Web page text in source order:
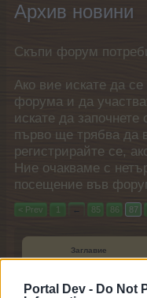
Portal Dev - Do Not
Архив новини
Скъпи форум
Ако вие искате да
форума и да
искате да започнете
първо ще трябва да
регистрирайте се,
Ние очакваме с
посещение във
< Prev 1 ← 85 86 87
Заглавие
mushnu4ka